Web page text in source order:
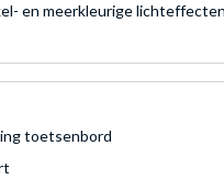
en meerkleurige
toetsenbord